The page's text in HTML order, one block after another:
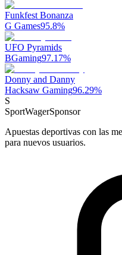
Funkfest Bonanza
G Games95.8%
UFO Pyramids
BGaming97.17%
Donny and Danny
Hacksaw Gaming96.29%
S
SportWagerSponsor
Apuestas deportivas con las
para nuevos usuarios.